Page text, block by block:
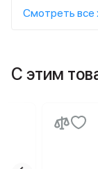
Смотреть все
С этим